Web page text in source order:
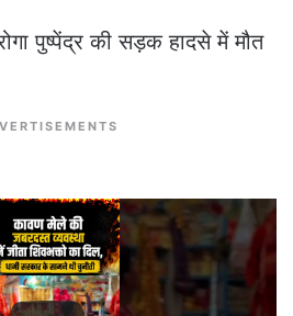
पुष्पेंद्र की सड़क हादसे में मौत